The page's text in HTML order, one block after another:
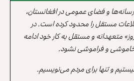
و فضای عمومی در افغانستان،
مستقل را محدود کرده است. در
متعهدانه و مستقل به کار خود ادامه
و فراموشی نشود.
و تنها برای مردم می‌نویسیم.